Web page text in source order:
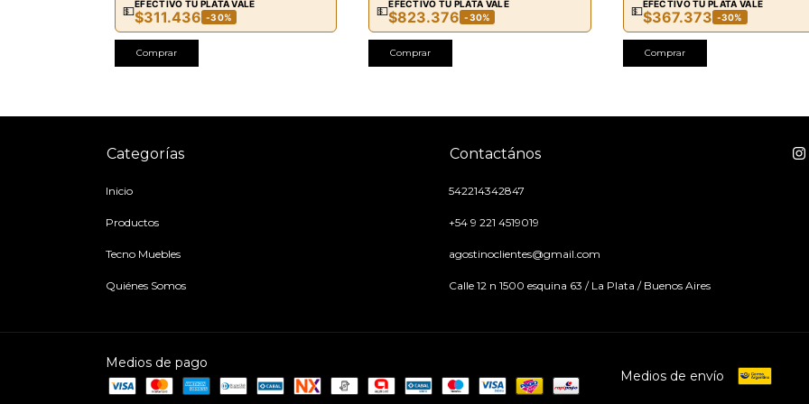
💵
EFECTIVO TU PLATA VALE
$311.436 -30%
Comprar
💵
EFECTIVO TU PLATA VALE
$823.376 -30%
Comprar
💵
EFECTIVO TU PLATA VALE
$367.373 -30%
Comprar
Categorías
Inicio
Productos
Tecno Muebles
Quiénes Somos
Contactános
542214342847
+54 9 221 4519019
agostinoclientes@gmail.com
Calle 12 n 1500 esquina 63 / La Plata / Buenos Aires
Medios de pago
Medios de envío